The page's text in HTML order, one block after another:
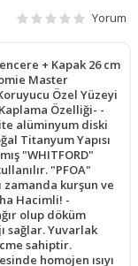
Yorum
+ Kapak 26 cm
Master
Özel Yüzeyi
Özelliği- -
alüminyum diski
Titanyum Yapısı
"WHITFORD"
"PFOA"
kurşun ve
Hacimli! -
olup döküm
sağlar. Yuvarlak
sahiptir.
homojen ısıyı